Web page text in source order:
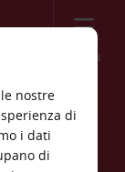
Menù
nostre
di
i dati
di